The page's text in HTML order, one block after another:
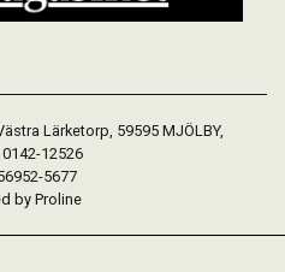
Lärketorp, 59595 MJÖLBY,
12526
5677
by Proline